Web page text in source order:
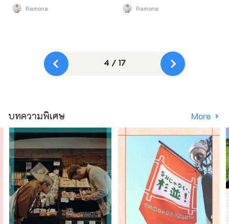
Ramona Ramona
4 / 17
บทความพิเศษ More